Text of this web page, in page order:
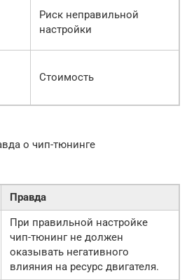
Риск неправильной
настройки
Стоимость
о чип-тюнинге
Правда
При правильной настройке
чип-тюнинг не должен
оказывать негативного
влияния на ресурс двигателя.